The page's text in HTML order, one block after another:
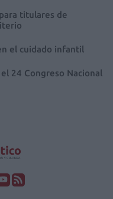
titulares de
el cuidado infantil
24 Congreso Nacional